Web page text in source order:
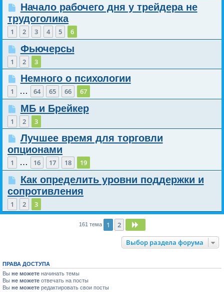
Начало рабочего дня у трейдера не
трудоголика
1 2 3 4 5 6
Фьючерсы
1 2 3
Немного о психологии
1 … 64 65 66 67
МБ и Брейкер
1 2 3
Лучшее время для торговли
опционами
1 … 16 17 18 19
Как определить уровни поддержки и
сопротивления
1 2 3
161 тема 1 2
Выбор раздела форума
ПРАВА ДОСТУПА
Вы не можете начинать темы
Вы не можете отвечать на посты
Вы не можете редактировать свои посты